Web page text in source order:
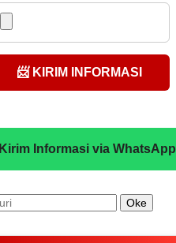
📨 KIRIM INFORMASI
Informasi via WhatsApp